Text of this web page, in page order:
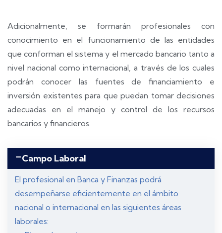
Adicionalmente, se formarán profesionales con
conocimiento en el funcionamiento de las entidades
que conforman el sistema y el mercado bancario tanto a
nivel nacional como internacional, a través de los cuales
podrán conocer las fuentes de financiamiento e
inversión existentes para que puedan tomar decisiones
adecuadas en el manejo y control de los recursos
bancarios y financieros.
Campo Laboral
El profesional en Banca y Finanzas podrá
desempeñarse eficientemente en el ámbito
nacional o internacional en las siguientes áreas
laborales: